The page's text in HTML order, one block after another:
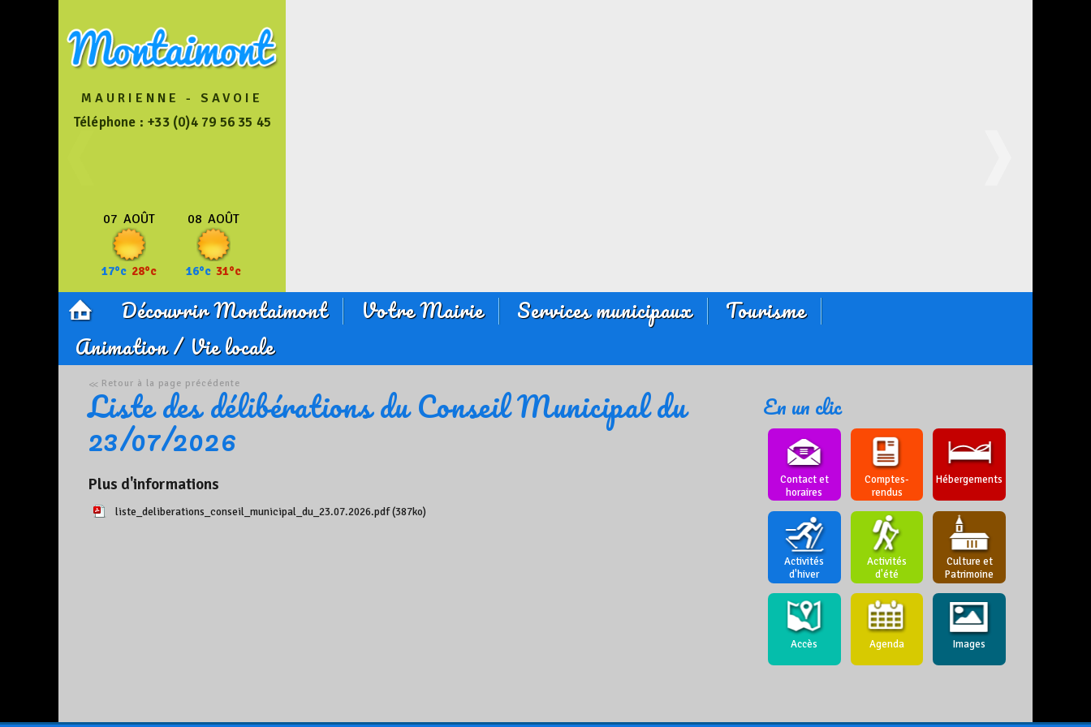
MAURIENNE - SAVOIE
Téléphone : +33 (0)4 79 56 35 45
07 AOÛT
17°c 28°c
08 AOÛT
16°c 31°c
Découvrir Montaimont Votre Mairie Services municipaux
Tourisme
Animation / Vie locale
En un clic
Contact et
horaires
Comptes-
rendus
Hébergements
Activités
d'hiver
Activités
d'été
Culture et
Patrimoine
Accès Agenda Images
Retour à la page précédente
Liste des délibérations du Conseil Municipal du
23/07/2026
Plus d'informations
liste_deliberations_conseil_municipal_du_23.07.2026.pdf (387ko)